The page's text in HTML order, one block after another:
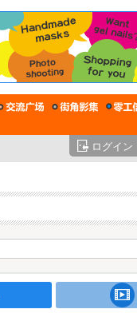
ログイン